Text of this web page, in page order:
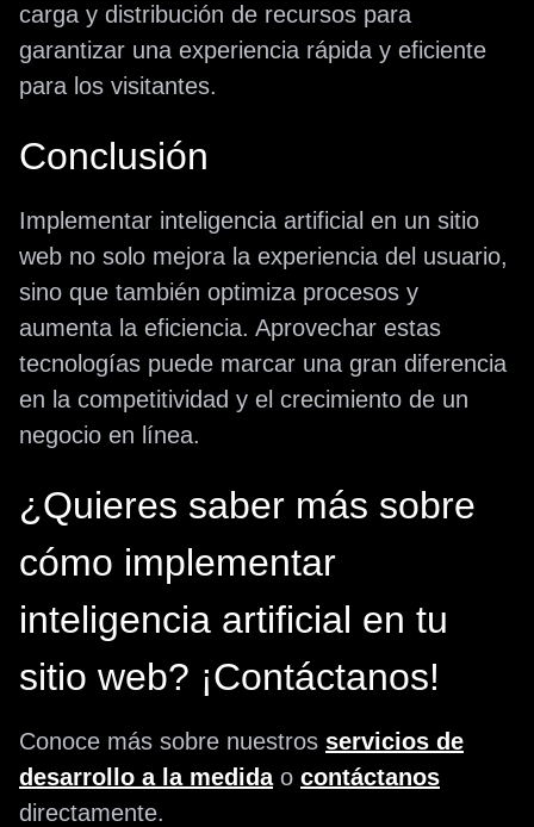
carga y distribución de recursos para
garantizar una experiencia rápida y eficiente
para los visitantes.
Conclusión
Implementar inteligencia artificial en un sitio
web no solo mejora la experiencia del usuario,
sino que también optimiza procesos y
aumenta la eficiencia. Aprovechar estas
tecnologías puede marcar una gran diferencia
en la competitividad y el crecimiento de un
negocio en línea.
¿Quieres saber más sobre
cómo implementar
inteligencia artificial en tu
sitio web? ¡Contáctanos!
Conoce más sobre nuestros servicios de
desarrollo a la medidao contáctanos
directamente.